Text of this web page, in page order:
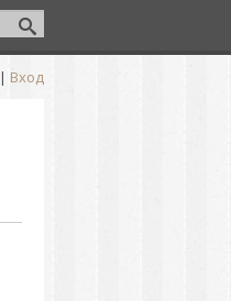
| Вход